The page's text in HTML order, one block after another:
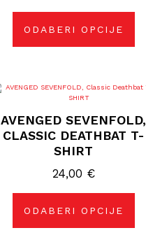
ODABERI OPCIJE
AVENGED SEVENFOLD,
CLASSIC DEATHBAT T-
SHIRT
24,00 €
ODABERI OPCIJE
Ovaj
proizvod
više
Opcije
se
odabrati